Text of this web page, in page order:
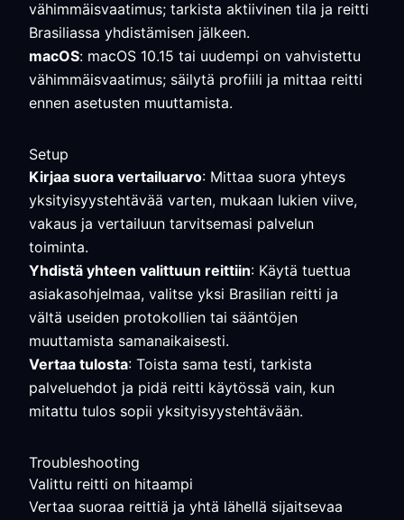
vähimmäisvaatimus; tarkista aktiivinen tila ja reitti
Brasiliassa yhdistämisen jälkeen.
macOS: macOS 10.15 tai uudempi on vahvistettu
vähimmäisvaatimus; säilytä profiili ja mittaa reitti
ennen asetusten muuttamista.
Setup
Kirjaa suora vertailuarvo: Mittaa suora yhteys
yksityisyystehtävää varten, mukaan lukien viive,
vakaus ja vertailuun tarvitsemasi palvelun
toiminta.
Yhdistä yhteen valittuun reittiin: Käytä tuettua
asiakasohjelmaa, valitse yksi Brasilian reitti ja
vältä useiden protokollien tai sääntöjen
muuttamista samanaikaisesti.
Vertaa tulosta: Toista sama testi, tarkista
palveluehdot ja pidä reitti käytössä vain, kun
mitattu tulos sopii yksityisyystehtävään.
Troubleshooting
Valittu reitti on hitaampi
Vertaa suoraa reittiä ja yhtä lähellä sijaitsevaa